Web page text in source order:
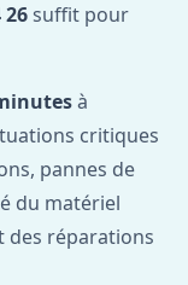
26 suffit pour
à
critiques
pannes de
du matériel
des réparations